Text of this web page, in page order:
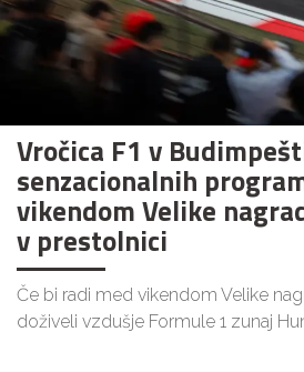
Vročica F1 v
senzacionalnih
vikendom Velike
v prestolnici
Če bi radi med vikendom Velike
doživeli vzdušje Formule 1 zunaj